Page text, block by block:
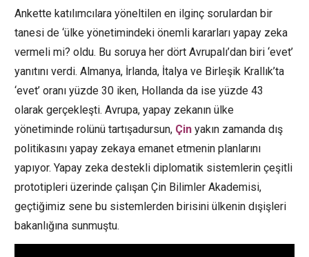
Ankette katılımcılara yöneltilen en ilginç sorulardan bir
tanesi de ‘ülke yönetimindeki önemli kararları yapay zeka
vermeli mi? oldu. Bu soruya her dört Avrupalı’dan biri ‘evet’
yanıtını verdi. Almanya, İrlanda, İtalya ve Birleşik Krallık’ta
‘evet’ oranı yüzde 30 iken, Hollanda da ise yüzde 43
olarak gerçekleşti. Avrupa, yapay zekanın ülke
yönetiminde rolünü tartışadursun, Çin yakın zamanda dış
politikasını yapay zekaya emanet etmenin planlarını
yapıyor. Yapay zeka destekli diplomatik sistemlerin çeşitli
prototipleri üzerinde çalışan Çin Bilimler Akademisi,
geçtiğimiz sene bu sistemlerden birisini ülkenin dışişleri
bakanlığına sunmuştu.